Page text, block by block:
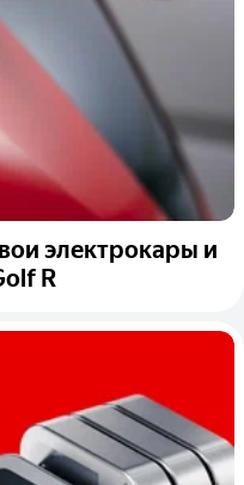
электрокары и
R